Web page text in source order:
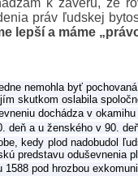
práv ľudskej
lepší a máme
nemohla byť pochovaná.
skutkom oslabila
dochádza v okamihu
deň a u ženského v 90.
kedy plod nadobudol
predstavu oduševnenia
1588 pod hrozbou